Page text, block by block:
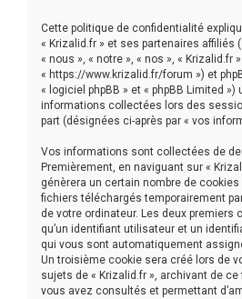
Cette politique de confidentialité
« Krizalid.fr » et ses partenaires affiliés
« nous », « notre », « nos », « Krizalid.fr
« https://www.krizalid.fr/forum ») et
« logiciel phpBB » et « phpBB Limited
informations collectées lors des
part (désignées ci-après par « vos
Vos informations sont collectées de
Premièrement, en naviguant sur «
génèrera un certain nombre de
fichiers téléchargés temporairement
de votre ordinateur. Les deux premiers
qu’un identifiant utilisateur et un
qui vous sont automatiquement
Un troisième cookie sera créé lors de
sujets de « Krizalid.fr », archivant de
vous avez consultés et permettant